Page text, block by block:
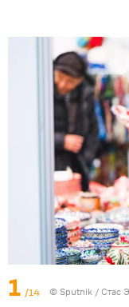
1 /14 © Sputnik / Стас